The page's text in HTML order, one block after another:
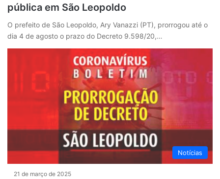
pública em São Leopoldo
O prefeito de São Leopoldo, Ary Vanazzi (PT), prorrogou até o
dia 4 de agosto o prazo do Decreto 9.598/20,…
Notícias
21 de março de 2025